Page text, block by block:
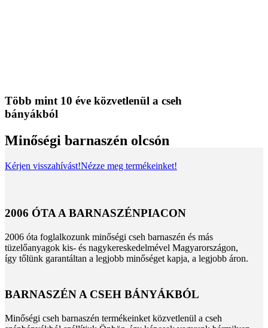
Több mint 10 éve közvetlenül a cseh
bányákból
Minőségi barnaszén olcsón
Kérjen visszahívást!Nézze meg termékeinket!
2006 ÓTA A BARNASZÉNPIACON
2006 óta foglalkozunk minőségi cseh barnaszén és más
tüzelőanyagok kis- és nagykereskedelmével Magyarországon,
így tőlünk garantáltan a legjobb minőséget kapja, a legjobb áron.
BARNASZÉN A CSEH BÁNYÁKBÓL
Minőségi cseh barnaszén termékeinket közvetlenül a cseh